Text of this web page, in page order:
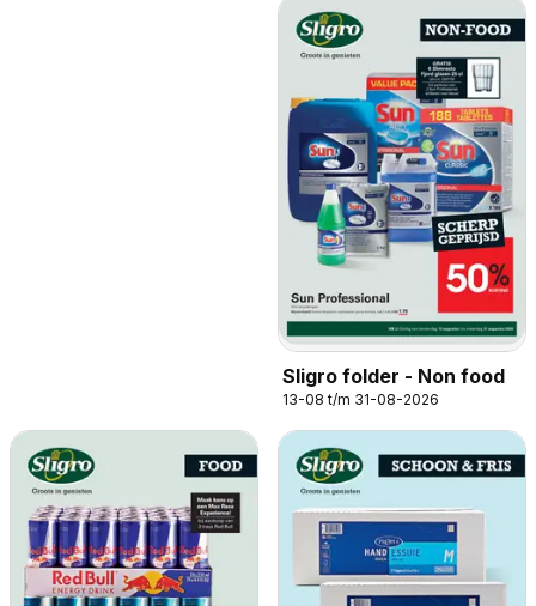
Sligro folder - Non food
13-08 t/m 31-08-2026